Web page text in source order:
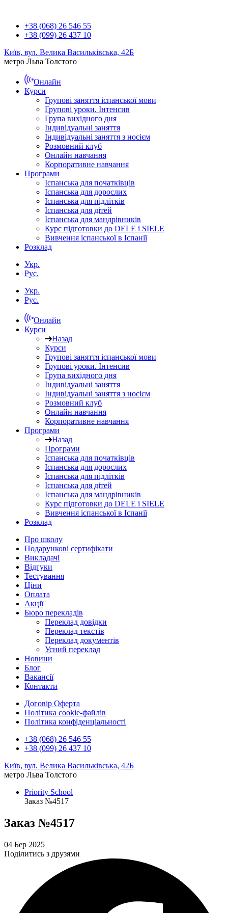
+38 (068) 26 546 55
+38 (099) 26 437 10
Київ, вул. Велика Васильківська, 42Б
метро Льва Толстого
Онлайн
Курси
Групові заняття іспанської мови
Групові уроки. Інтенсив
Група вихідного дня
Індивідуальні заняття
Індивідуальні заняття з носієм
Розмовний клуб
Онлайн навчання
Корпоративне навчання
Програми
Іспанська для початківців
Іспанська для дорослих
Іспанська для підлітків
Іспанська для дітей
Іспанська для мандрівників
Курс підготовки до DELE і SIELE
Вивчення іспанської в Іспанії
Розклад
Укр.
Рус.
Укр.
Рус.
Онлайн
Курси
Назад
Курси
Групові заняття іспанської мови
Групові уроки. Інтенсив
Група вихідного дня
Індивідуальні заняття
Індивідуальні заняття з носієм
Розмовний клуб
Онлайн навчання
Корпоративне навчання
Програми
Назад
Програми
Іспанська для початківців
Іспанська для дорослих
Іспанська для підлітків
Іспанська для дітей
Іспанська для мандрівників
Курс підготовки до DELE і SIELE
Вивчення іспанської в Іспанії
Розклад
Про школу
Подарункові сертифікати
Викладачі
Відгуки
Тестування
Ціни
Оплата
Акції
Бюро перекладів
Переклад довідки
Переклад текстів
Переклад документів
Усний переклад
Новини
Блог
Вакансії
Контакти
Договір Оферта
Політика cookie-файлів
Політика конфіденціальності
+38 (068) 26 546 55
+38 (099) 26 437 10
Київ, вул. Велика Васильківська, 42Б
метро Льва Толстого
Priority School
Заказ №4517
Заказ №4517
04 Бер 2025
Поділитись з друзями